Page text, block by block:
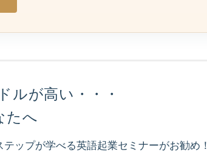
ルが高い・・・
たへ
ップが学べる英語起業セミナーがお勧め！